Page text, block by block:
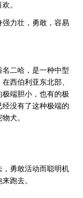
。
力壮，勇敢，容易
二哈，是一种中型
西伯利亚东北部、
端胆小，也有的极
没有了这种极端的
犬。
勇敢活动而聪明机
跑去。